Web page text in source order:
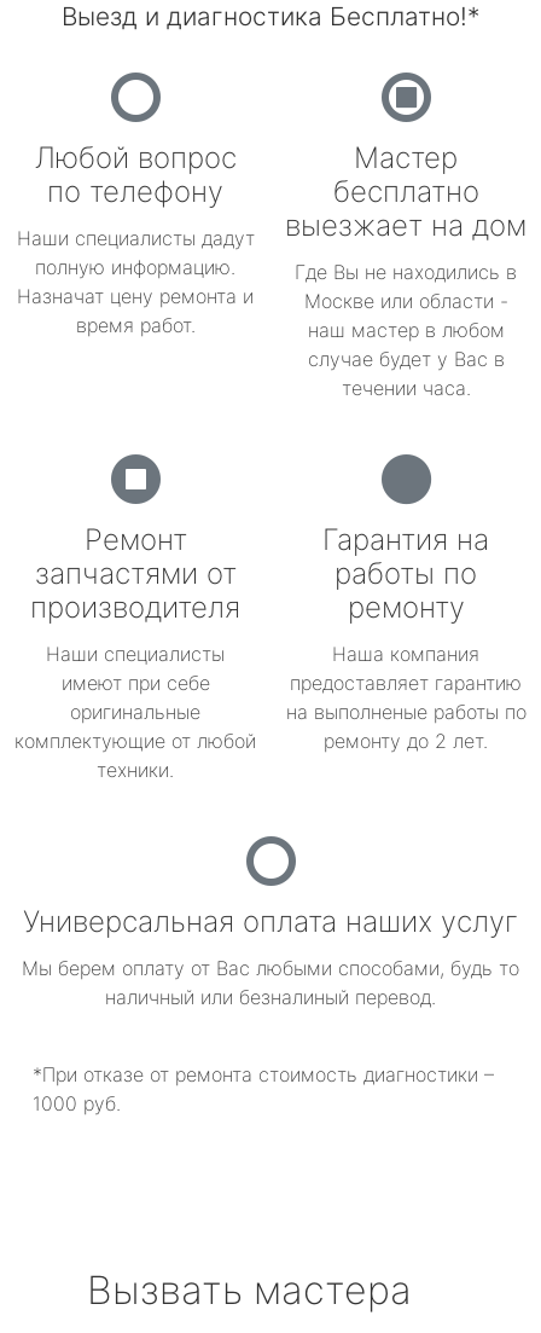
Выезд и диагностика Бесплатно!*
Любой вопрос
по телефону
Наши специалисты дадут
полную информацию.
Назначат цену ремонта и
время работ.
Мастер
бесплатно
выезжает на дом
Где Вы не находились в
Москве или области -
наш мастер в любом
случае будет у Вас в
течении часа.
Ремонт
запчастями от
производителя
Наши специалисты
имеют при себе
оригинальные
комплектующие от любой
техники.
Гарантия на
работы по
ремонту
Наша компания
предоставляет гарантию
на выполненые работы по
ремонту до 2 лет.
Универсальная оплата наших услуг
Мы берем оплату от Вас любыми способами, будь то
наличный или безналиный перевод.
*При отказе от ремонта стоимость диагностики –
1000 руб.
Вызвать мастера